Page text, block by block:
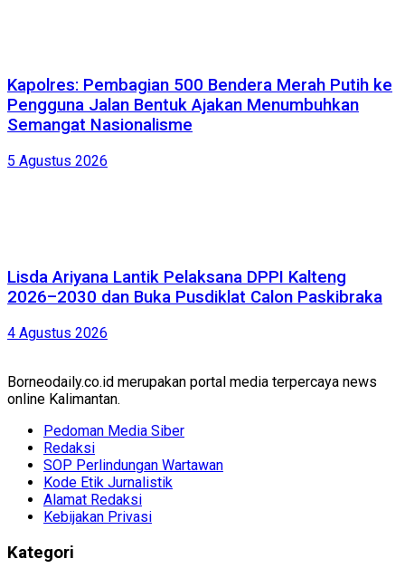
Kapolres: Pembagian 500 Bendera Merah Putih ke
Pengguna Jalan Bentuk Ajakan Menumbuhkan
Semangat Nasionalisme
5 Agustus 2026
Lisda Ariyana Lantik Pelaksana DPPI Kalteng
2026–2030 dan Buka Pusdiklat Calon Paskibraka
4 Agustus 2026
Borneodaily.co.id merupakan portal media terpercaya news
online Kalimantan.
Pedoman Media Siber
Redaksi
SOP Perlindungan Wartawan
Kode Etik Jurnalistik
Alamat Redaksi
Kebijakan Privasi
Kategori